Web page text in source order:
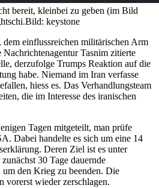
bereit, kleinbei zu geben (im Bild
Bild: keystone
einflussreichen militärischen Arm
Nachrichtenagentur Tasnim zitierte
derzufolge Trumps Reaktion auf die
habe. Niemand im Iran verfasse
hiess es. Das Verhandlungsteam
die im Interesse des iranischen
Tagen mitgeteilt, man prüfe
Dabei handelte es sich um eine 14
Deren Ziel ist es unter
30 Tage dauernde
den Krieg zu beenden. Die
vorerst wieder zerschlagen.